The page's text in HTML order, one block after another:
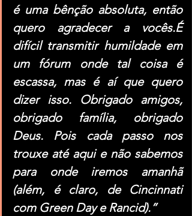
é uma bênção absoluta, então
quero agradecer a vocês.É
difícil transmitir humildade em
um fórum onde tal coisa é
escassa, mas é aí que quero
dizer isso. Obrigado amigos,
obrigado família, obrigado
Deus. Pois cada passo nos
trouxe até aqui e não sabemos
para onde iremos amanhã
(além, é claro, de Cincinnati
com Green Day e Rancid).”